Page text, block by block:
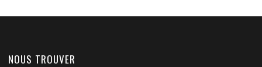
NOUS TROUVER